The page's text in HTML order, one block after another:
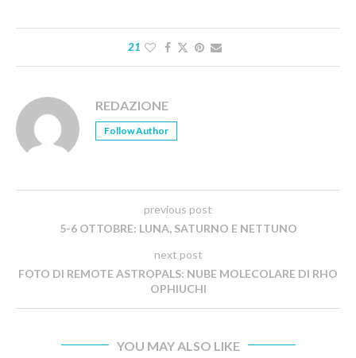
21
REDAZIONE
Follow Author
previous post
5-6 OTTOBRE: LUNA, SATURNO E NETTUNO
next post
FOTO DI REMOTE ASTROPALS: NUBE MOLECOLARE DI RHO
OPHIUCHI
YOU MAY ALSO LIKE